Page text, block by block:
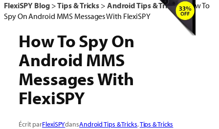
FlexiSPY Blog>Tips & Tricks > Android Tips & Tricks>How To
Spy On Android MMS Messages With FlexiSPY
How To Spy On
Android MMS
Messages With
FlexiSPY
Écrit parFlexiSPYdansAndroid Tips & Tricks, Tips & Tricks